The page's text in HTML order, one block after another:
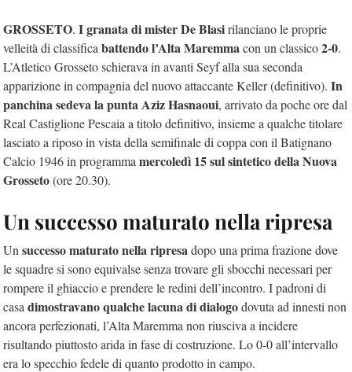
GROSSETO. I granata di mister De Blasirilanciano le proprie
velleità di classifica battendo l’Alta Maremmacon un classico2-0.
L’Atletico Grosseto schierava in avanti Seyf alla sua seconda
apparizione in compagnia del nuovo attaccante Keller (definitivo). In
panchina sedeva la punta Aziz Hasnaoui, arrivato da poche ore dal
Real Castiglione Pescaia a titolo definitivo, insieme a qualche titolare
lasciato a riposo in vista della semifinale di coppa con il Batignano
Calcio 1946 in programma mercoledì 15 sul sintetico della Nuova
Grosseto(ore 20.30).
Un successo maturato nella ripresa
Un successo maturato nella ripresadopo una prima frazione dove
le squadre si sono equivalse senza trovare gli sbocchi necessari per
rompere il ghiaccio e prendere le redini dell’incontro. I padroni di
casa dimostravano qualche lacuna di dialogodovuta ad innesti non
ancora perfezionati, l’Alta Maremma non riusciva a incidere
risultando piuttosto arida in fase di costruzione. Lo 0-0 all’intervallo
era lo specchio fedele di quanto prodotto in campo.